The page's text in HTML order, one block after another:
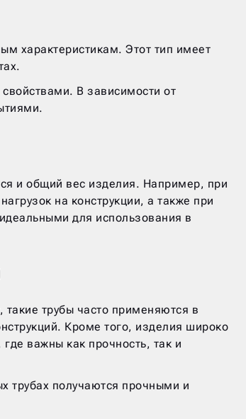
характеристикам. Этот тип имеет
В зависимости от
и общий вес изделия. Например, при
на конструкции, а также при
для использования в
трубы часто применяются в
Кроме того, изделия широко
важны как прочность, так и
трубах получаются прочными и